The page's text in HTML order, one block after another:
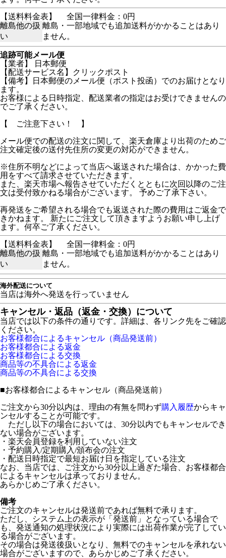
【送料料金表】
全国一律料金：0円
離島他の扱
い
離島・一部地域でも追加送料がかかることはあり
ません。
追跡可能メール便
【業者】 日本郵便
【配送サービス名】クリックポスト
【備考】日本郵便のメール便（ポスト投函）でのお届けとなり
ます。
お客様による日時指定、配送業者の指定はお受けできませんの
でご了承ください。
【 ご注意下さい！ 】
メール便での配送の注文に関して、楽天倉庫より出荷のためご
注文確定後の送付先住所の変更の対応ができません。
※住所不明などによって当店へ返送された場合は、かかった費
用をすべて請求させていただきます。
また、楽天市場へ報告させていただくとともに次回以降のご注
文は受付致かねる場合がございます。 予めご了承下さい。
再発送をご希望される場合でも返送された際の費用はご返金で
きかねます。 新たにご注文して頂きますようお願い申し上げ
ます。何卒ご了承ください。
【送料料金表】
全国一律料金：0円
離島他の扱
い
離島・一部地域でも追加送料がかかることはあり
ません。
海外配送について
当店は海外へ発送を行っていません
キャンセル・返品（返金・交換）について
当店では以下の条件の通りです。詳細は、各リンク先をご確認
ください。
お客様都合によるキャンセル（商品発送前）
お客様都合による返金
お客様都合による交換
商品等の不具合による返金
商品等の不具合による交換
■お客様都合によるキャンセル（商品発送前）
ご注文から30分以内は、理由の有無を問わず購入履歴からキャ
ンセルすることが可能です。
ただし以下の場合においては、30分以内でもキャンセルでき
ない場合がございます。
・楽天会員登録を利用していない注文
・予約購入/定期購入/頒布会の注文
・配送日時指定で最短お届け日を指定している注文
なお、当店では、ご注文から30分以上過ぎた場合、お客様都合
によるキャンセルは承っておりません。
あらかじめご了承ください。
備考
ご注文のキャンセルは発送前であれば無料で承ります。
ただし、システム上の表示が「発送前」となっている場合で
も、発送通知の処理状況により実際には出荷作業が完了してい
る場合がございます。
その場合は発送後扱いとなり、無料でのキャンセルを承れない
場合がございますので、あらかじめご了承ください。